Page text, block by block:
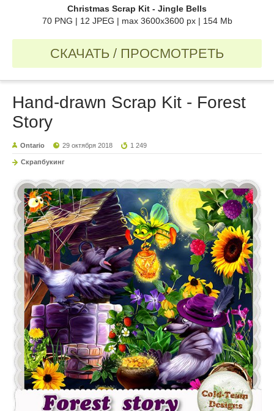
Christmas Scrap Kit - Jingle Bells
70 PNG | 12 JPEG | max 3600x3600 px | 154 Mb
СКАЧАТЬ / ПРОСМОТРЕТЬ
Hand-drawn Scrap Kit - Forest
Story
Ontario 29 октября 2018 1 249
Скрапбукинг